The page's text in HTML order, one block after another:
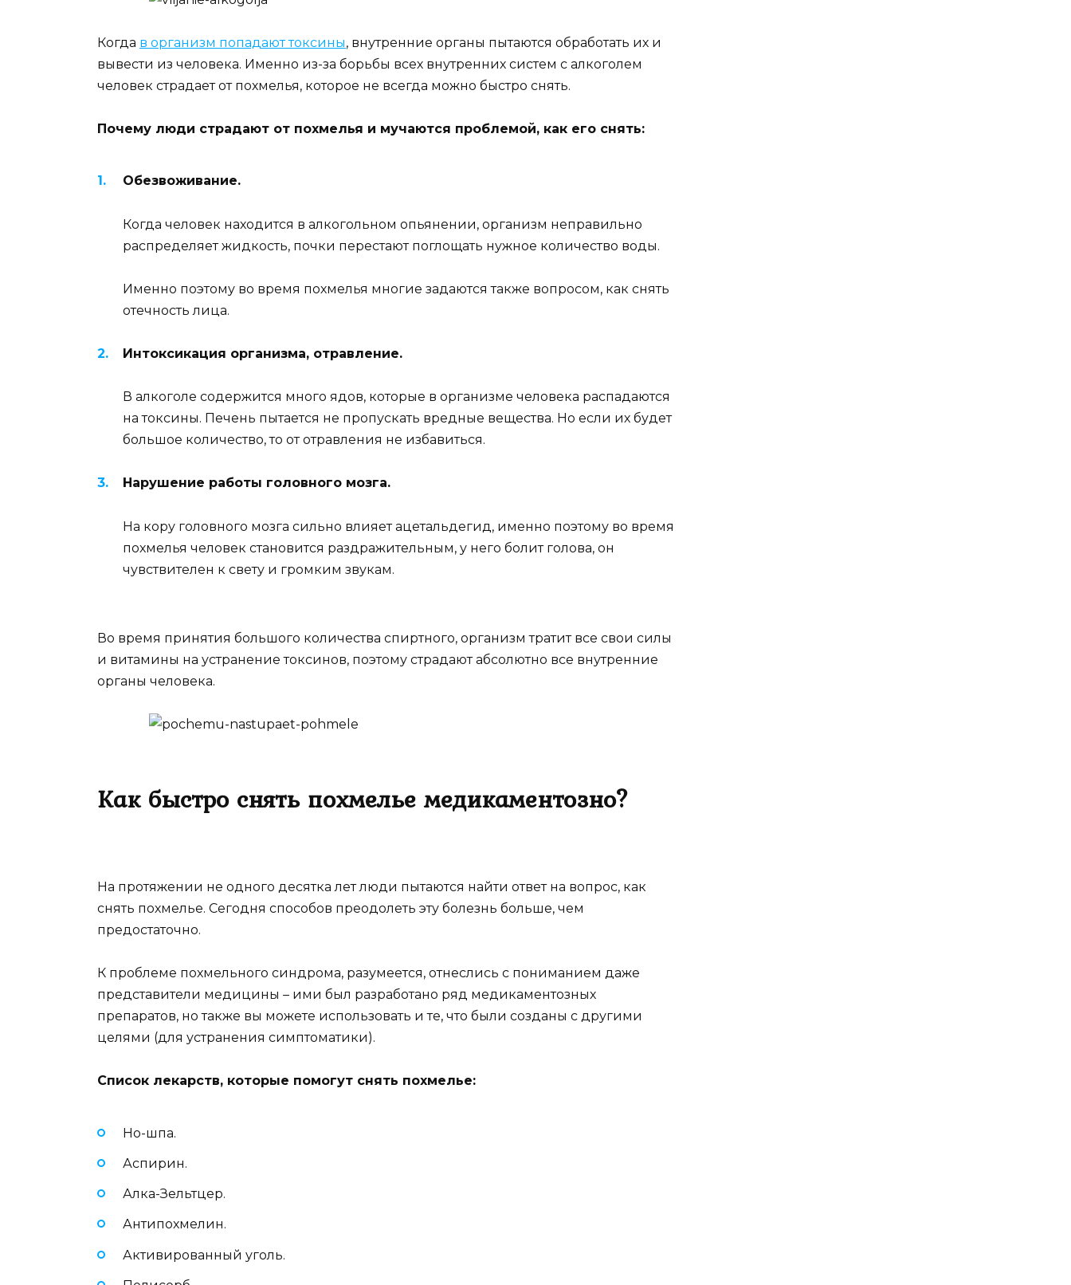
Когда в организм попадают токсины, внутренние органы пытаются обработать их и
вывести из человека. Именно из-за борьбы всех внутренних систем с алкоголем
человек страдает от похмелья, которое не всегда можно быстро снять.
Почему люди страдают от похмелья и мучаются проблемой, как его снять:
Обезвоживание.
Когда человек находится в алкогольном опьянении, организм неправильно
распределяет жидкость, почки перестают поглощать нужное количество воды.
Именно поэтому во время похмелья многие задаются также вопросом, как снять
отечность лица.
Интоксикация организма, отравление.
В алкоголе содержится много ядов, которые в организме человека распадаются
на токсины. Печень пытается не пропускать вредные вещества. Но если их будет
большое количество, то от отравления не избавиться.
Нарушение работы головного мозга.
На кору головного мозга сильно влияет ацетальдегид, именно поэтому во время
похмелья человек становится раздражительным, у него болит голова, он
чувствителен к свету и громким звукам.
Во время принятия большого количества спиртного, организм тратит все свои силы
и витамины на устранение токсинов, поэтому страдают абсолютно все внутренние
органы человека.
Как быстро снять похмелье медикаментозно?
На протяжении не одного десятка лет люди пытаются найти ответ на вопрос, как
снять похмелье. Сегодня способов преодолеть эту болезнь больше, чем
предостаточно.
К проблеме похмельного синдрома, разумеется, отнеслись с пониманием даже
представители медицины – ими был разработано ряд медикаментозных
препаратов, но также вы можете использовать и те, что были созданы с другими
целями (для устранения симптоматики).
Список лекарств, которые помогут снять похмелье:
Но-шпа.
Аспирин.
Алка-Зельтцер.
Антипохмелин.
Активированный уголь.